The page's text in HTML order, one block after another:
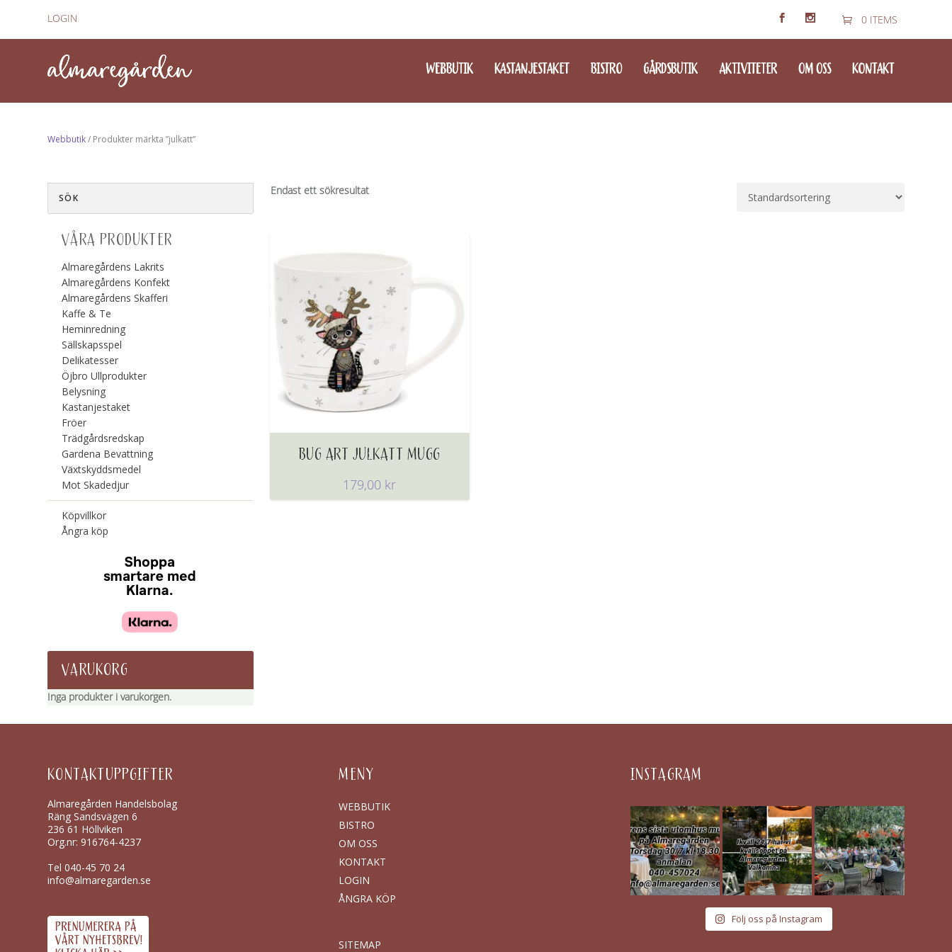
LOGIN 0 ITEMS
WEBBUTIK KASTANJESTAKET BISTRO GÅRDSBUTIK AKTIVITETER OM OSS KONTAKT
Webbutik/ Produkter märkta ”julkatt”
Endast ett sökresultat
BUG ART JULKATT MUGG
179,00 kr
VÅRA PRODUKTER
Almaregårdens Lakrits
Almaregårdens Konfekt
Almaregårdens Skafferi
Kaffe & Te
Heminredning
Sällskapsspel
Delikatesser
Öjbro Ullprodukter
Belysning
Kastanjestaket
Fröer
Trädgårdsredskap
Gardena Bevattning
Växtskyddsmedel
Mot Skadedjur
Köpvillkor
Ångra köp
VARUKORG
Inga produkter i varukorgen.
KONTAKTUPPGIFTER
Almaregården Handelsbolag
Räng Sandsvägen 6
236 61 Höllviken
Org.nr: 916764-4237
Tel040-45 70 24
info@almaregarden.se
MENY
WEBBUTIK
BISTRO
OM OSS
KONTAKT
LOGIN
ÅNGRA KÖP
SITEMAP
INSTAGRAM
Följ oss på Instagram